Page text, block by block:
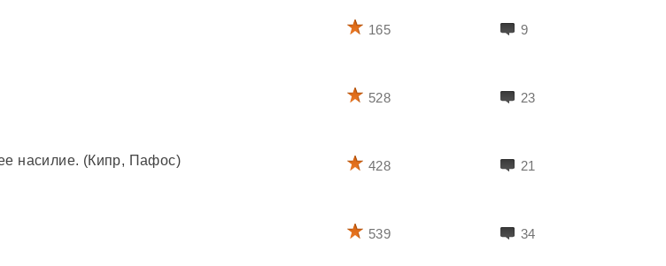
165 9
528 23
насилие. (Кипр, Пафос) 428 21
539 34